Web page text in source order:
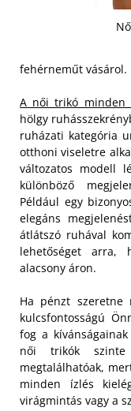
fehérneműt vásárol.
A női trikó minden
hölgy
ruházati kategória
otthoni viseletre
változatos modell
különböző
Például egy
elegáns
átlátszó ruhával
lehetőséget arra,
alacsony áron.
Ha pénzt szeretne
kulcsfontosságú
fog a
női trikók szinte
megtalálhatóak,
minden ízlés
virágmintás vagy a